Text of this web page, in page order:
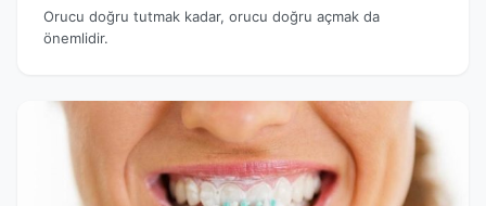
Orucu doğru tutmak kadar, orucu doğru açmak da
önemlidir.